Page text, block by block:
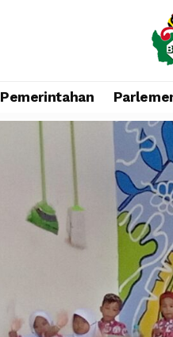
Pemerintahan